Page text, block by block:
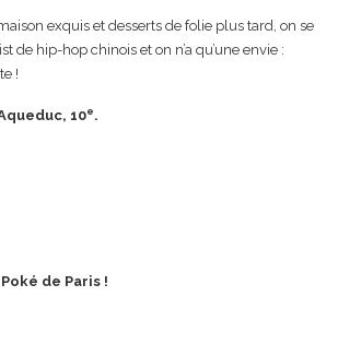
exquis et desserts de folie plus tard, on se
de hip-hop chinois et on n’a qu’une envie :
!
10e.
de Paris !